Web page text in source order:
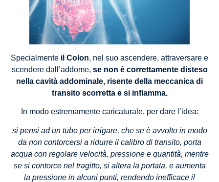
Specialmente il Colon, nel suo ascendere, attraversare e
scendere dall’addome, se non è correttamente disteso
nella cavità addominale, risente della meccanica di
transito scorretta e si infiamma.
In modo estremamente caricaturale, per dare l’idea:
si pensi ad un tubo per irrigare, che se è avvolto in modo
da non contorcersi a ridurre il calibro di transito, porta
acqua con regolare velocità, pressione e quantità, mentre
se si contorce nel tragitto, si altera la portata, e aumenta
la pressione in alcuni punti, rendendo inefficace il